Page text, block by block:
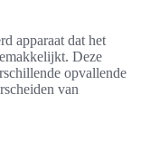
apparaat dat het
Deze
opvallende
van